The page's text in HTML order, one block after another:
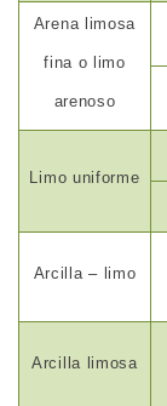
Arena limosa
fina o limo
arenoso
Limo uniforme
Arcilla – limo
Arcilla limosa